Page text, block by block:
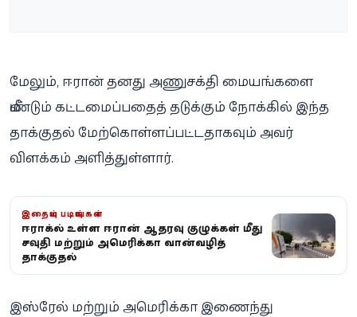
மேலும், ஈரான் தனது அணுசக்தி மையங்களை
மீண்டும் கட்டமைப்பதைத் தடுக்கும் நோக்கில் இந்த
தாக்குதல் மேற்கொள்ளப்பட்டதாகவும் அவர்
விளக்கம் அளித்துள்ளார்.
இதையும் படியுங்கள்
ஈராக்கில் உள்ள ஈரான் ஆதரவு குழுக்கள் மீது
சவுதி மற்றும் அமெரிக்கா வான்வழித்
தாக்குதல்
இஸ்ரேல் மற்றும் அமெரிக்கா இணைந்து